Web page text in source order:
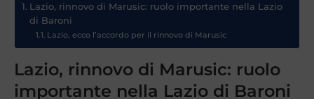
Lazio, rinnovo di Marusic: ruolo importante nella Lazio
di Baroni
Lazio, ecco l’accordo per il rinnovo di Marusic
Lazio, rinnovo di Marusic: ruolo
importante nella Lazio di Baroni